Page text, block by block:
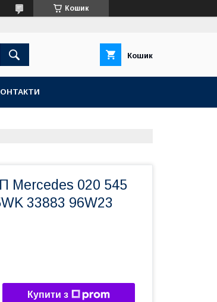
Кошик
Кошик
Mercedes 020 545
33883 96W23
Купити з